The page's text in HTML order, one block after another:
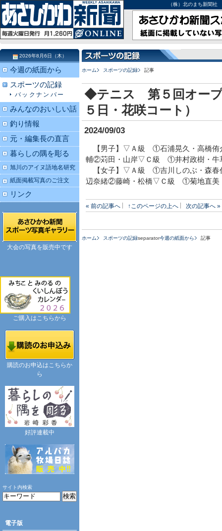
（株）北のまち新聞
ホーム スポーツの記録 記事
◆テニス 第５回オープ
５日・花咲コート）
2024/09/03
【男子】▽Ａ級 ①石浦晃久・高橋
輔②苅田・山岸▽Ｃ級 ①井村政樹・牛
【女子】▽Ａ級 ①吉川しのぶ・森
辺奈緒②藤崎・松橋▽Ｃ級 ①菊地直美
« 前の記事へ ↑このページの上へ 次の記事へ »
ホーム スポーツの記録separator今週の紙面から 記事
2026年8月6日（木）
今週の紙面から
スポーツの記録
バックナンバー
みんなのおいしい話
釣り情報
元・編集長の直言
暮らしの隅を彫る
旭川のアイヌ語地名研究
紙面掲載写真のご注文
リンク
大会の写真を販売中です
ご購入はこちらから
購読のお申込はこちらか
ら
好評連載中
サイト内検索
電子版